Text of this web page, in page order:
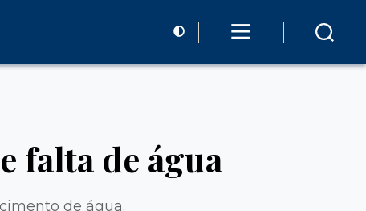
falta de água
de água.